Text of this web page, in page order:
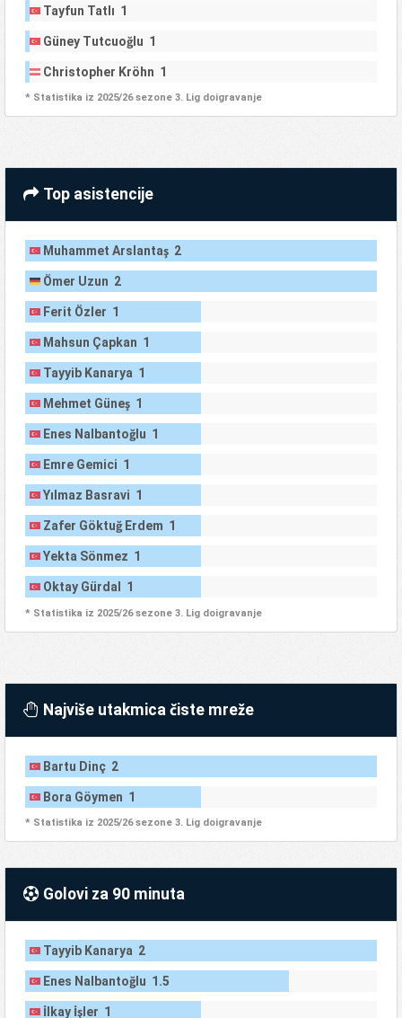
Tayfun Tatlı 1
Güney Tutcuoğlu 1
Christopher Kröhn 1
* Statistika iz 2025/26 sezone 3. Lig doigravanje
Top asistencije
Muhammet Arslantaş 2
Ömer Uzun 2
Ferit Özler 1
Mahsun Çapkan 1
Tayyib Kanarya 1
Mehmet Güneş 1
Enes Nalbantoğlu 1
Emre Gemici 1
Yılmaz Basravi 1
Zafer Göktuğ Erdem 1
Yekta Sönmez 1
Oktay Gürdal 1
* Statistika iz 2025/26 sezone 3. Lig doigravanje
Najviše utakmica čiste mreže
Bartu Dinç 2
Bora Göymen 1
* Statistika iz 2025/26 sezone 3. Lig doigravanje
Golovi za 90 minuta
Tayyib Kanarya 2
Enes Nalbantoğlu 1.5
İlkay İşler 1